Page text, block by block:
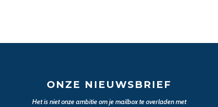
ONZE NIEUWSBRIEF
Het is niet onze ambitie om je mailbox te overladen met